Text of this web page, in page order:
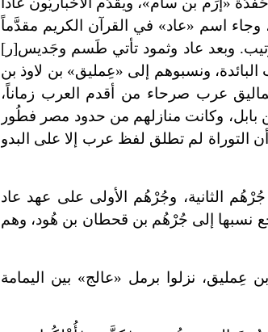
اسم «عاد» في القرآن الكريم مقدَّماً
وبعد عاد وثمود تأتي طَسم وجَديس[ر]
ونسبوهم إلى «عِمليق» بن لاوذ بن
عرب صرحاء من أقدم العرب زماناً،
وكانت منازلهم من حدود مصر فطُور
التوراة لم تطلق لفظ عرب إلا على البدو
الثانية، وجُرْهُم الأولى على عهد عاد
نسبها إلى جُرْهُم بن قحطان بن هُود، وهم
نزلوا برمل «عالج» بين اليمامة